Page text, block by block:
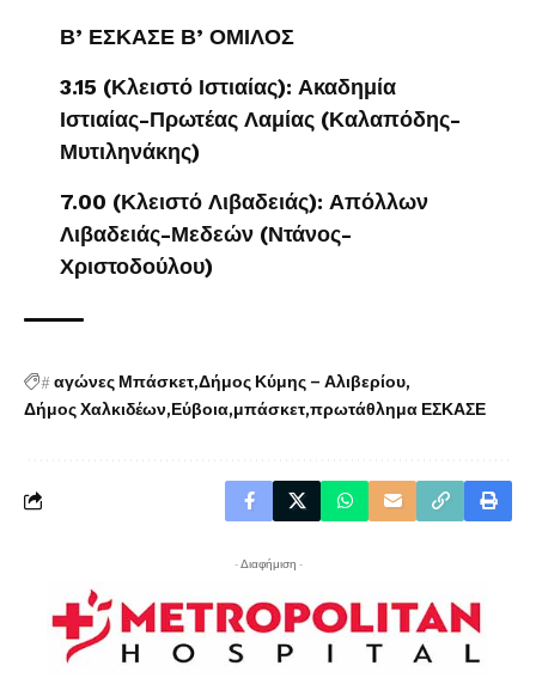
Β’ ΕΣΚΑΣΕ Β’ ΟΜΙΛΟΣ
3.15 (Κλειστό Ιστιαίας): Ακαδημία
Ιστιαίας-Πρωτέας Λαμίας (Καλαπόδης-
Μυτιληνάκης)
7.00 (Κλειστό Λιβαδειάς): Απόλλων
Λιβαδειάς-Μεδεών (Ντάνος-
Χριστοδούλου)
#αγώνες Μπάσκετ Δήμος Κύμης – Αλιβερίου
Δήμος Χαλκιδέων Εύβοια μπάσκετ πρωτάθλημα ΕΣΚΑΣΕ
- Διαφήμιση -